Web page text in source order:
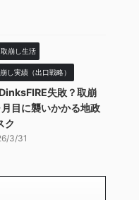
崩し生活
し実績（出口戦略）
失敗？取崩
月目に襲いかかる地政
ク
3/31